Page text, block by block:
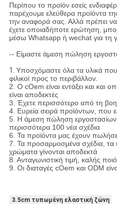
Περίπου το προϊόν εσείς
παρέχουμε ελεύθερα προϊόντα
την αναφορά σας. Αλλά πρέπει
έχετε οποιαδήποτε ερώτηση,
μέσω Whatsapp ή wechat για τη
-- Είμαστε άμεση πώληση
1. Υποσχόμαστε όλα τα υλικά
φιλικοί προς το περιβάλλον.
2. Ο cOem είναι εντάξει και και
είναι αποδεκτές
3. Έχετε περισσότερο από τη
4. Ευρεία σειρά προϊόντων, που
5. Η άμεση πώληση εργοστασίων,
περισσότερα 100 νέα σχέδια
6. Τα προϊόντα μας έχουν
7. Τα προσαρμοσμένα σχέδια, τα
χρώματα γίνονται αποδεκτά
8. Ανταγωνιστική τιμή, καλής
9. Οι διαταγές cOem και ODM
3.5cm τυπωμένη ελαστική ζώνη